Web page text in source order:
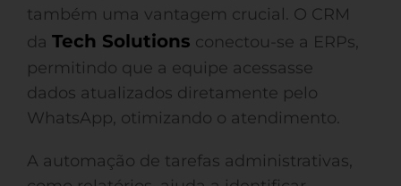
também uma vantagem crucial. O CRM
da Tech Solutions conectou-se a ERPs,
permitindo que a equipe acessasse
dados atualizados diretamente pelo
WhatsApp, otimizando o atendimento.
A automação de tarefas administrativas,